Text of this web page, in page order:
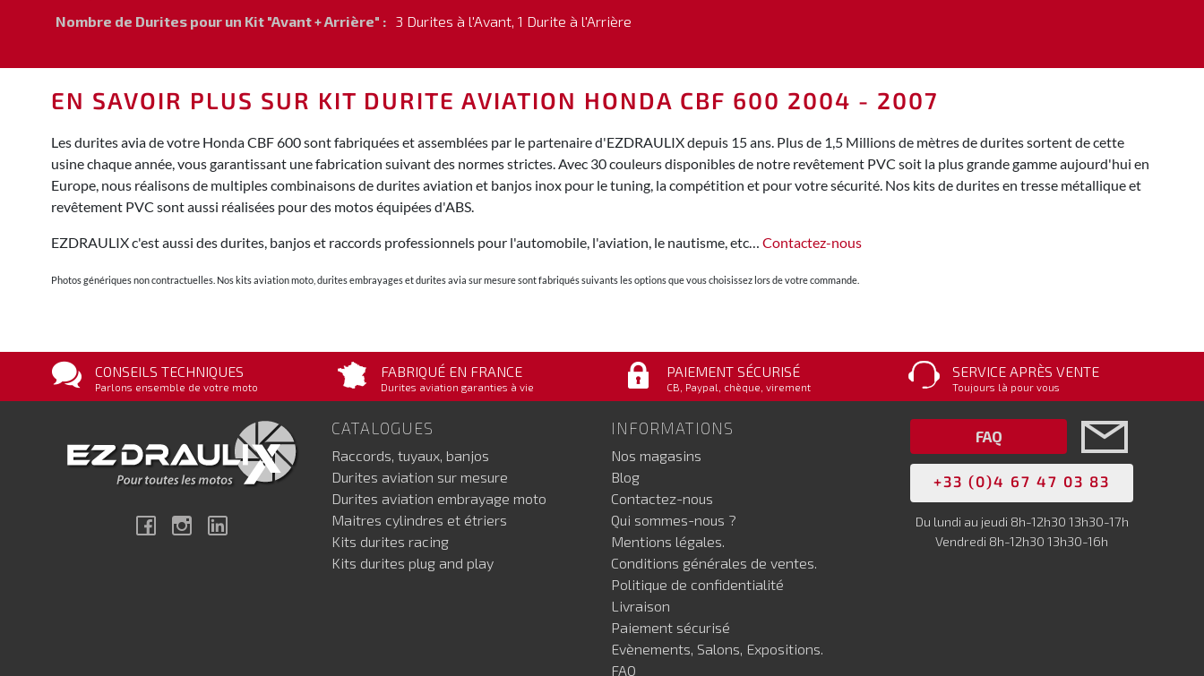
Nombre de Durites pour un Kit "Avant + Arrière" : 3 Durites à l'Avant, 1 Durite à l'Arrière
EN SAVOIR PLUS SUR KIT DURITE AVIATION HONDA CBF 600 2004 - 2007
Les durites avia de votre Honda CBF 600 sont fabriquées et assemblées par le partenaire d'EZDRAULIX depuis 15 ans. Plus de 1,5 Millions de mètres de durites sortent de cette
usine chaque année, vous garantissant une fabrication suivant des normes strictes. Avec 30 couleurs disponibles de notre revêtement PVC soit la plus grande gamme aujourd'hui en
Europe, nous réalisons de multiples combinaisons de durites aviation et banjos inox pour le tuning, la compétition et pour votre sécurité. Nos kits de durites en tresse métallique et
revêtement PVC sont aussi réalisées pour des motos équipées d'ABS.
EZDRAULIX c'est aussi des durites, banjos et raccords professionnels pour l'automobile, l'aviation, le nautisme, etc… Contactez-nous
Photos génériques non contractuelles. Nos kits aviation moto, durites embrayages et durites avia sur mesure sont fabriqués suivants les options que vous choisissez lors de votre commande.
CONSEILS TECHNIQUES
Parlons ensemble de votre moto
FABRIQUÉ EN FRANCE
Durites aviation garanties à vie
PAIEMENT SÉCURISÉ
CB, Paypal, chèque, virement
SERVICE APRÈS VENTE
Toujours là pour vous
FacebookInstagram
CATALOGUES
Raccords, tuyaux, banjos
Durites aviation sur mesure
Durites aviation embrayage moto
Maitres cylindres et étriers
Kits durites racing
Kits durites plug and play
INFORMATIONS
Nos magasins
Blog
Contactez-nous
Qui sommes-nous ?
Mentions légales.
Conditions générales de ventes.
Politique de confidentialité
Livraison
Paiement sécurisé
Evènements, Salons, Expositions.
FAQ
FAQ
+33 (0)4 67 47 03 83
Du lundi au jeudi 8h-12h30 13h30-17h
Vendredi 8h-12h30 13h30-16h